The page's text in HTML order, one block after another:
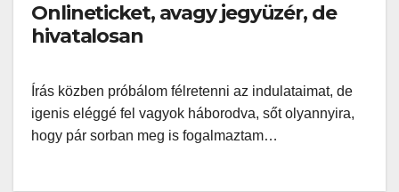
Onlineticket, avagy jegyüzér, de
hivatalosan
Írás közben próbálom félretenni az indulataimat, de
igenis eléggé fel vagyok háborodva, sőt olyannyira,
hogy pár sorban meg is fogalmaztam…